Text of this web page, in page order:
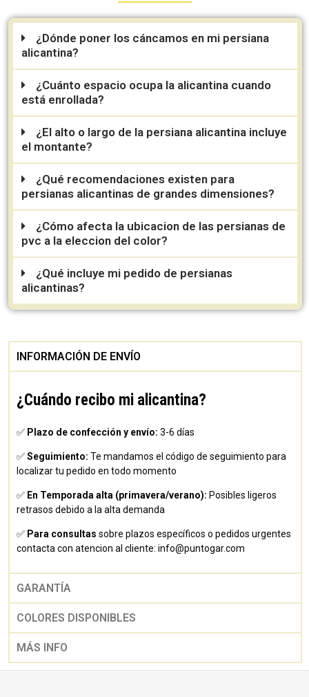
¿Dónde poner los cáncamos en mi persiana
alicantina?
¿Cuánto espacio ocupa la alicantina cuando
está enrollada?
¿El alto o largo de la persiana alicantina incluye
el montante?
¿Qué recomendaciones existen para
persianas alicantinas de grandes dimensiones?
¿Cómo afecta la ubicacion de las persianas de
pvc a la eleccion del color?
¿Qué incluye mi pedido de persianas
alicantinas?
INFORMACIÓN DE ENVÍO
¿Cuándo recibo mi alicantina?
✅ Plazo de confección y envío: 3-6 días
✅Seguimiento: Te mandamos el código de seguimiento para
localizar tu pedido en todo momento
✅ En Temporada alta (primavera/verano): Posibles ligeros
retrasos debido a la alta demanda
✅ Para consultas sobre plazos específicos o pedidos urgentes
contacta con atencion al cliente: info@puntogar.com
GARANTÍA
COLORES DISPONIBLES
MÁS INFO